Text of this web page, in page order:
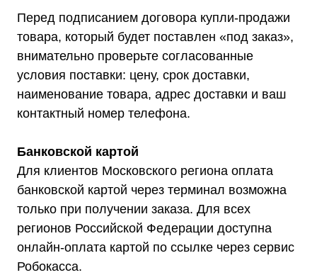
Перед подписанием договора купли-продажи
товара, который будет поставлен «под заказ»,
внимательно проверьте согласованные
условия поставки: цену, срок доставки,
наименование товара, адрес доставки и ваш
контактный номер телефона.
Банковской картой
Для клиентов Московского региона оплата
банковской картой через терминал возможна
только при получении заказа. Для всех
регионов Российской Федерации доступна
онлайн-оплата картой по ссылке через сервис
Робокасса.
Мы являемся
официальным
дилером ГК «Штиль"
Оставьте заявку на подбор
стабилизатора или ИБП и наши
менеджеры помогут вам подобрать
подходящий вариант